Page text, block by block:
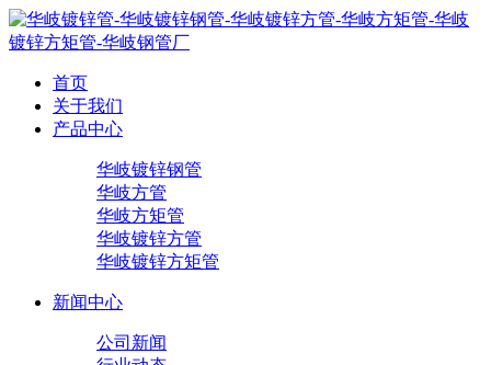
首页
关于我们
产品中心
华岐镀锌钢管
华岐方管
华岐方矩管
华岐镀锌方管
华岐镀锌方矩管
新闻中心
公司新闻